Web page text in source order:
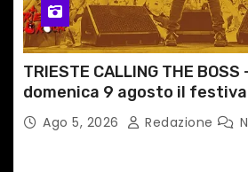
TRIESTE CALLING THE
domenica 9 agosto il
dedicato a Springsteen
Ago 5, 2026 Redazione